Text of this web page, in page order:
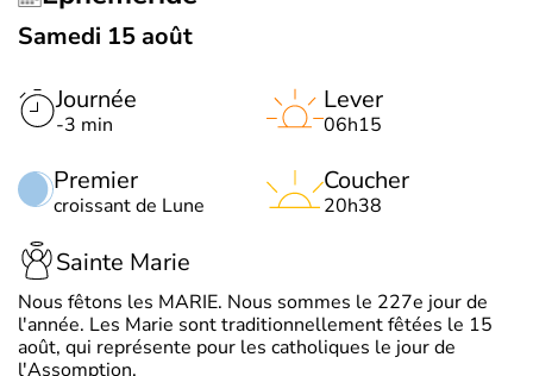
Samedi 15 août
Journée
-3 min
Premier
croissant de Lune
Lever
06h15
Coucher
20h38
Sainte Marie
Nous fêtons les MARIE. Nous sommes le 227e jour de
l'année. Les Marie sont traditionnellement fêtées le 15
août, qui représente pour les catholiques le jour de
l'Assomption.